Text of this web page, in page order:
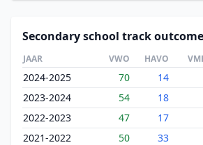
Secondary school track
JAAR VWO HAVO
2024-2025 70 14
2023-2024
54 18
2022-2023
47 17
2021-2022
50 33